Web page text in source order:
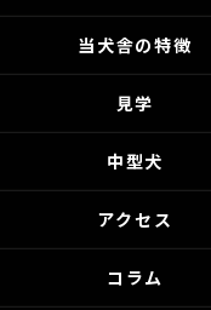
当犬舎の特徴
見学
中型犬
アクセス
コラム